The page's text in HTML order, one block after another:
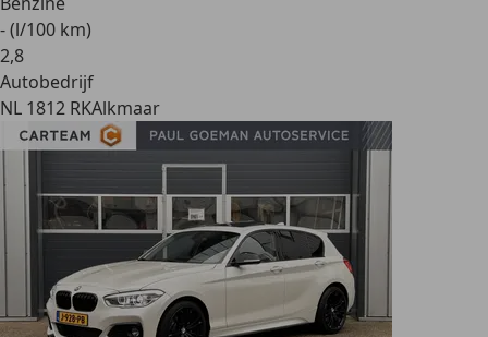
- (l/100 km)
2,8
Autobedrijf
NL 1812 RKAlkmaar